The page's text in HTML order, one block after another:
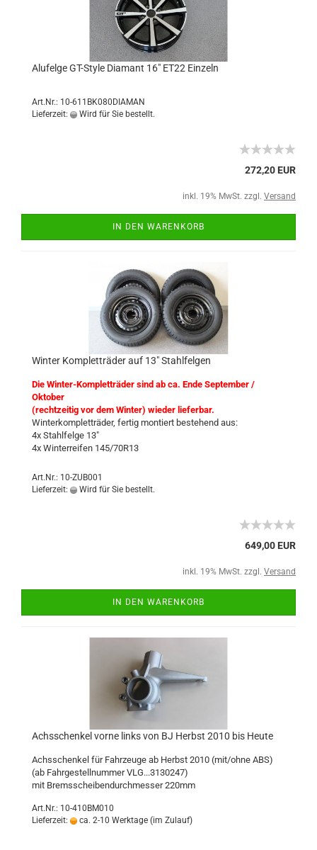
Alufelge GT-Style Diamant 16" ET22 Einzeln
Art.Nr.: 10-611BK080DIAMAN
Lieferzeit:
Wird für Sie bestellt.
272,20 EUR
inkl. 19% MwSt. zzgl. Versand
IN DEN WARENKORB
Winter Kompletträder auf 13" Stahlfelgen
Die Winter-Kompletträder sind ab ca. Ende September /
Oktober
(rechtzeitig vor dem Winter) wieder lieferbar.
Winterkompletträder, fertig montiert bestehend aus:
4x Stahlfelge 13"
4x Winterreifen 145/70R13
Art.Nr.: 10-ZUB001
Lieferzeit:
Wird für Sie bestellt.
649,00 EUR
inkl. 19% MwSt. zzgl. Versand
IN DEN WARENKORB
Achsschenkel vorne links von BJ Herbst 2010 bis Heute
Achsschenkel für Fahrzeuge ab Herbst 2010 (mit/ohne ABS)
(ab Fahrgestellnummer VLG...3130247)
mit Bremsscheibendurchmesser 220mm
Art.Nr.: 10-410BM010
Lieferzeit:
ca. 2-10 Werktage (im Zulauf)